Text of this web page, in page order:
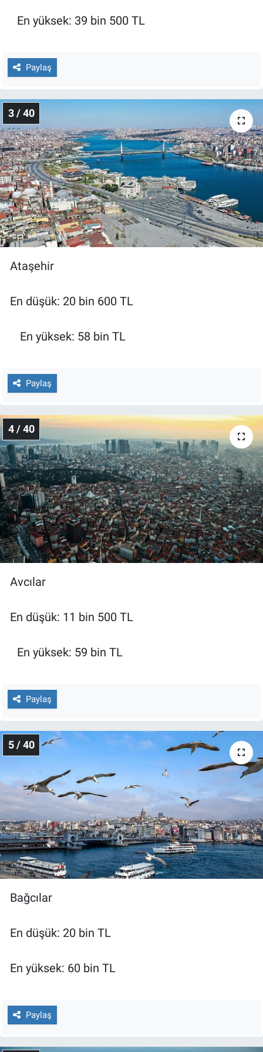
En yüksek: 39 bin 500 TL
Paylaş
3 / 40
Ataşehir
En düşük: 20 bin 600 TL
En yüksek: 58 bin TL
Paylaş
4 / 40
Avcılar
En düşük: 11 bin 500 TL
En yüksek: 59 bin TL
Paylaş
5 / 40
Bağcılar
En düşük: 20 bin TL
En yüksek: 60 bin TL
Paylaş